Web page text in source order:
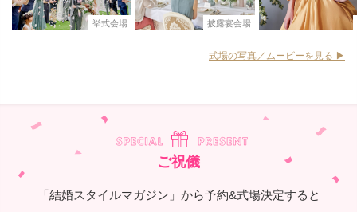
挙式会場 披露宴会場
式場の写真／ムービーを見る ▶︎
ご祝儀
「結婚スタイルマガジン」から予約&式場決定すると